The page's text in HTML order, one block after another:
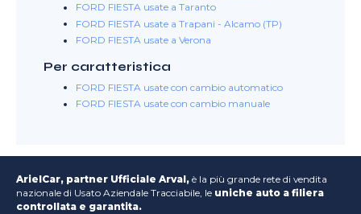
FORD FIESTA usate a Taranto
FORD FIESTA usate a Trapani - Alcamo (TP)
FORD FIESTA usate a Verona
Per caratteristica
FORD FIESTA usate con cambio automatico
FORD FIESTA usate con cambio manuale
ArielCar, partner Ufficiale Arval, è la più grande rete di vendita
nazionale di Usato Aziendale Tracciabile, le uniche auto a filiera
controllata e garantita.